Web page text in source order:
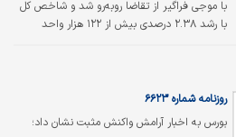
با موجی فراگیر از تقاضا روبه‌رو شد و شاخص کل
با رشد ۲.۳۸ درصدی بیش از ۱۲۲ هزار واحد
به نمادهای بزرگ محدود نماند.
بورس به اخبار آرامش واکنش مثبت نشان داد؛
روزنامه شماره ۶۶۲۳